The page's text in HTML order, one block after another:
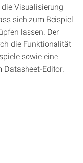
Visualisierung
sich zum Beispiel
lassen. Der
die Funktionalität
sowie eine
Editor.